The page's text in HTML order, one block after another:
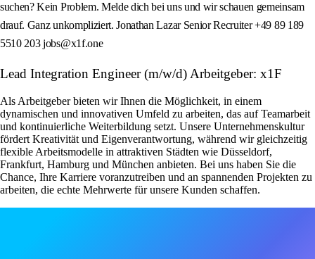
suchen? Kein Problem. Melde dich bei uns und wir schauen gemeinsam
drauf. Ganz unkompliziert. Jonathan Lazar Senior Recruiter +49 89 189
5510 203 jobs@x1f.one
Lead Integration Engineer (m/w/d) Arbeitgeber: x1F
Als Arbeitgeber bieten wir Ihnen die Möglichkeit, in einem
dynamischen und innovativen Umfeld zu arbeiten, das auf Teamarbeit
und kontinuierliche Weiterbildung setzt. Unsere Unternehmenskultur
fördert Kreativität und Eigenverantwortung, während wir gleichzeitig
flexible Arbeitsmodelle in attraktiven Städten wie Düsseldorf,
Frankfurt, Hamburg und München anbieten. Bei uns haben Sie die
Chance, Ihre Karriere voranzutreiben und an spannenden Projekten zu
arbeiten, die echte Mehrwerte für unsere Kunden schaffen.